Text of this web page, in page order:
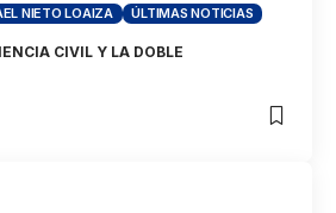
NIETO LOAIZA ÚLTIMAS NOTICIAS
CIVIL Y LA DOBLE